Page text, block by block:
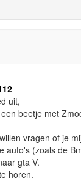
uit,
beetje met
vragen of je
auto's (zoals de
gta V.
horen.